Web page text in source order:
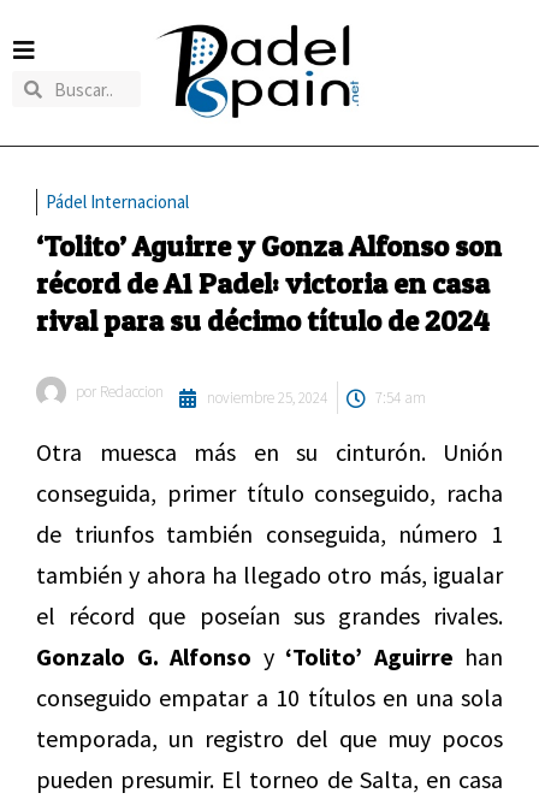
Pádel Internacional
‘Tolito’ Aguirre y Gonza Alfonso son
récord de A1 Padel: victoria en casa
rival para su décimo título de 2024
por Redaccion noviembre 25, 2024 7:54 am
Otra muesca más en su cinturón. Unión
conseguida, primer título conseguido, racha
de triunfos también conseguida, número 1
también y ahora ha llegado otro más, igualar
el récord que poseían sus grandes rivales.
Gonzalo G. Alfonso y ‘Tolito’ Aguirre han
conseguido empatar a 10 títulos en una sola
temporada, un registro del que muy pocos
pueden presumir. El torneo de Salta, en casa